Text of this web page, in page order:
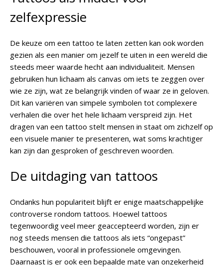
zelfexpressie
De keuze om een tattoo te laten zetten kan ook worden
gezien als een manier om jezelf te uiten in een wereld die
steeds meer waarde hecht aan individualiteit. Mensen
gebruiken hun lichaam als canvas om iets te zeggen over
wie ze zijn, wat ze belangrijk vinden of waar ze in geloven.
Dit kan variëren van simpele symbolen tot complexere
verhalen die over het hele lichaam verspreid zijn. Het
dragen van een tattoo stelt mensen in staat om zichzelf op
een visuele manier te presenteren, wat soms krachtiger
kan zijn dan gesproken of geschreven woorden.
De uitdaging van tattoos
Ondanks hun populariteit blijft er enige maatschappelijke
controverse rondom tattoos. Hoewel tattoos
tegenwoordig veel meer geaccepteerd worden, zijn er
nog steeds mensen die tattoos als iets “ongepast”
beschouwen, vooral in professionele omgevingen.
Daarnaast is er ook een bepaalde mate van onzekerheid